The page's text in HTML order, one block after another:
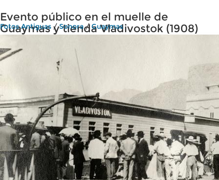
Evento público en el muelle de
Guaymas y tienda Vladivostok (1908)
Fotos Antiguas /Sonora/Guaymas